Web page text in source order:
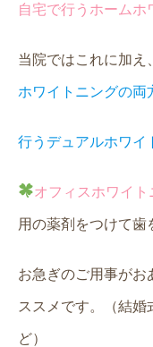
自宅で行うホームホ
当院ではこれに加え、
ホワイトニングの両
行うデュアルホワイ
オフィスホワイト
用の薬剤をつけて歯
お急ぎのご用事がお
ススメです。（結婚
ど）